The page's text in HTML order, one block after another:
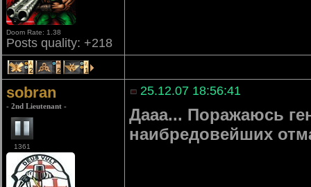
Doom Rate: 1.38
Posts quality: +218
2 2 1
sobran
- 2nd Lieutenant -
1361
25.12.07 18:56:41
Дааа... Поражаюсь
наибредовейших